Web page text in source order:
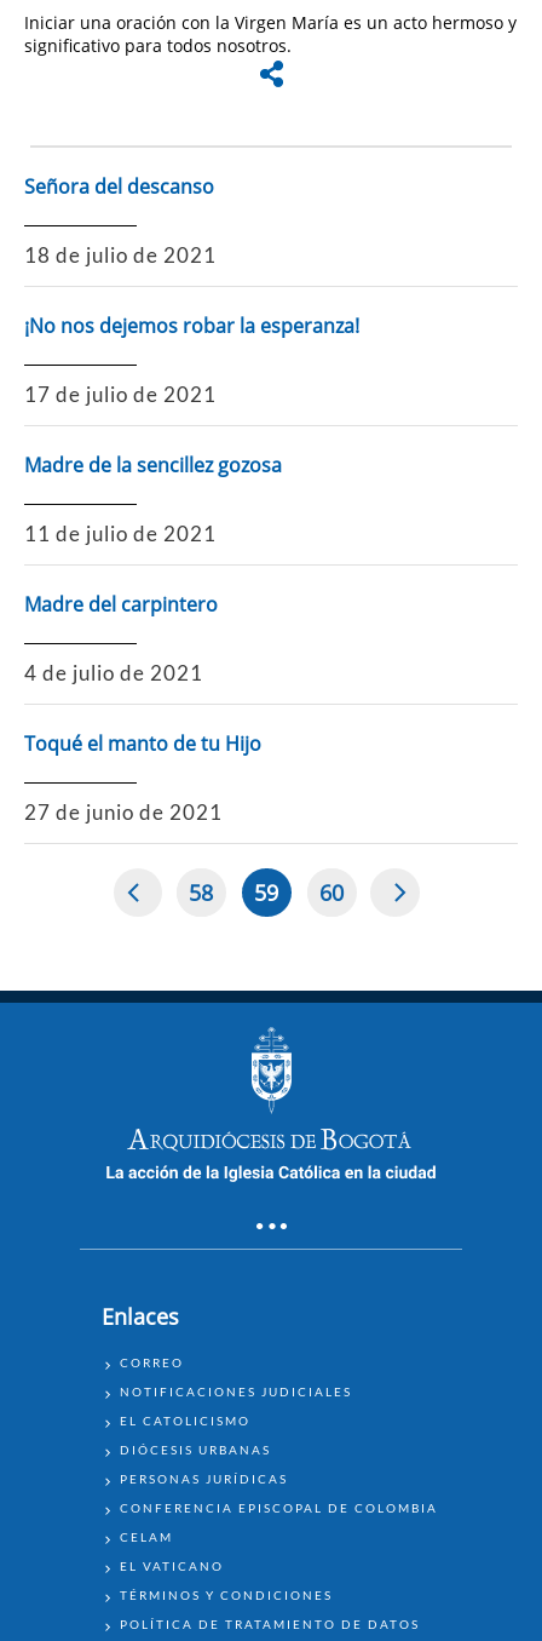
Iniciar una oración con la Virgen María es un acto hermoso y
significativo para todos nosotros.
Señora del descanso
18 de julio de 2021
¡No nos dejemos robar la esperanza!
17 de julio de 2021
Madre de la sencillez gozosa
11 de julio de 2021
Madre del carpintero
4 de julio de 2021
Toqué el manto de tu Hijo
27 de junio de 2021
Paginación
Page
58
Página
59 Page
60
Enlaces
ENLACES
CORREO
NOTIFICACIONES JUDICIALES
EL CATOLICISMO
DIÓCESIS URBANAS
PERSONAS JURÍDICAS
CONFERENCIA EPISCOPAL DE COLOMBIA
CELAM
EL VATICANO
TÉRMINOS Y CONDICIONES
POLÍTICA DE TRATAMIENTO DE DATOS